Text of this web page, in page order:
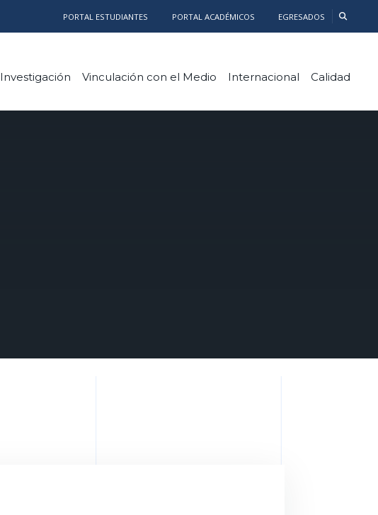
PORTAL ESTUDIANTES PORTAL ACADÉMICOS EGRESADOS
Investigación Vinculación con el Medio Internacional Calidad